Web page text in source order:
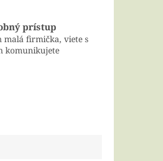
prístup
malá firmička, viete s
komunikujete